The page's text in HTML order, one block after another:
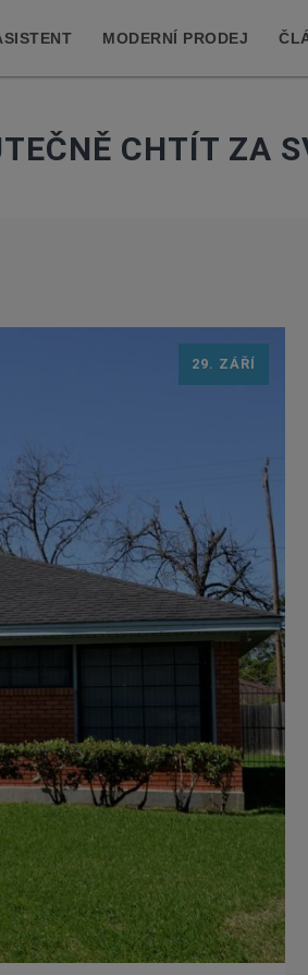
MODERNÍ PRODEJ
CHTÍT ZA
29. ZÁŘÍ